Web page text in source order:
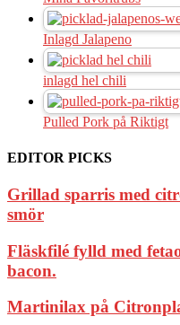
Inlagd Jalapeno
inlagd hel chili
Pulled Pork på Riktigt
EDITOR PICKS
Grillad sparris med
smör
Fläskfilé fylld med
bacon.
Martinilax på